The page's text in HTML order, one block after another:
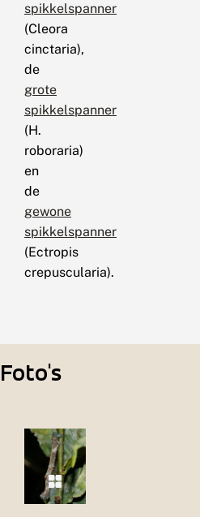
spikkelspanner
(Cleora
cinctaria),
de
grote
spikkelspanner
(H.
roboraria)
en
de
gewone
spikkelspanner
(Ectropis
crepuscularia).
Foto's